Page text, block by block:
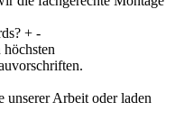
+ -
höchsten
unserer Arbeit oder laden